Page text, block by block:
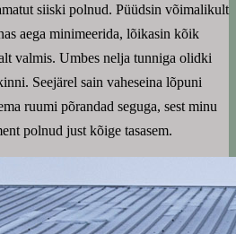
siiski polnud. Püüdsin võimalikult
aega minimeerida, lõikasin kõik
valmis. Umbes nelja tunniga olidki
Seejärel sain vaheseina lõpuni
ruumi põrandad seguga, sest minu
polnud just kõige tasasem.